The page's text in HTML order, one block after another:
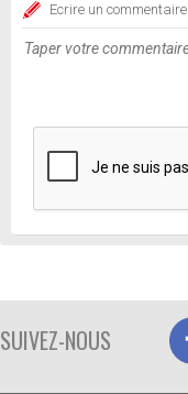
Ecrire un commentaire
SUIVEZ-NOUS